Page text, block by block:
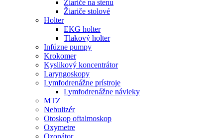
Žiariče na stenu
Žiariče stolové
Holter
EKG holter
Tlakový holter
Infúzne pumpy
Krokomer
Kyslikový koncentrátor
Laryngoskopy
Lymfodrenážne prístroje
Lymfodrenážne návleky
MTZ
Nebulizér
Otoskop oftalmoskop
Oxymetre
Ozonátor